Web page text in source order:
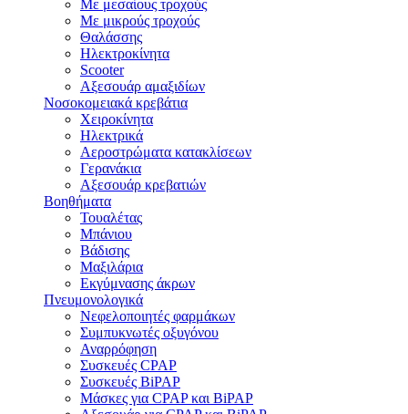
Με μεσαίους τροχούς
Με μικρούς τροχούς
Θαλάσσης
Ηλεκτροκίνητα
Scooter
Αξεσουάρ αμαξιδίων
Νοσοκομειακά κρεβάτια
Χειροκίνητα
Ηλεκτρικά
Αεροστρώματα κατακλίσεων
Γερανάκια
Αξεσουάρ κρεβατιών
Βοηθήματα
Τουαλέτας
Μπάνιου
Βάδισης
Μαξιλάρια
Εκγύμνασης άκρων
Πνευμονολογικά
Νεφελοποιητές φαρμάκων
Συμπυκνωτές οξυγόνου
Αναρρόφηση
Συσκευές CPAP
Συσκευές BiPAP
Μάσκες για CPAP και BiPAP